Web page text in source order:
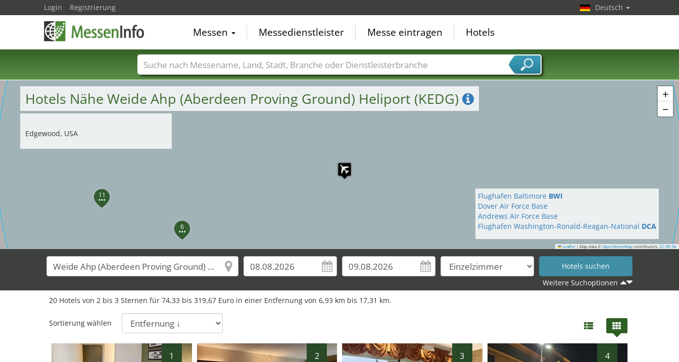
1
2 3
4
6
11
12
18
+
−
Leaflet | Map data © OpenStreetMap contributors, CC-BY-SA
Hotels Nähe Weide Ahp (Aberdeen Proving Ground) Heliport (KEDG)
Edgewood, USA
Flughafen Baltimore BWI
Dover Air Force Base
Andrews Air Force Base
Flughafen Washington-Ronald-Reagan-National DCA
Weitere Suchoptionen
20 Hotels von 2 bis 3 Sternen für 74,33 bis 319,67 Euro in einer Entfernung von 6,93 km bis 17,31 km.
Sortierung wählen
1 2 3 4
Login Registrierung Deutsch
Messen Messedienstleister Messe eintragen Hotels
Messenamen Länder Städte Branchen Dienstleisterbranchen